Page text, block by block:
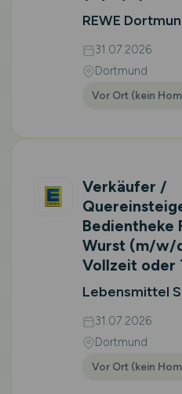
REWE
31.07.2026
Dortmund
Vor Ort (kein
Verkäufer /
Bedientheke
Wurst (m/w/
Vollzeit oder
Lebensmittel
31.07.2026
Dortmund
Vor Ort (kein